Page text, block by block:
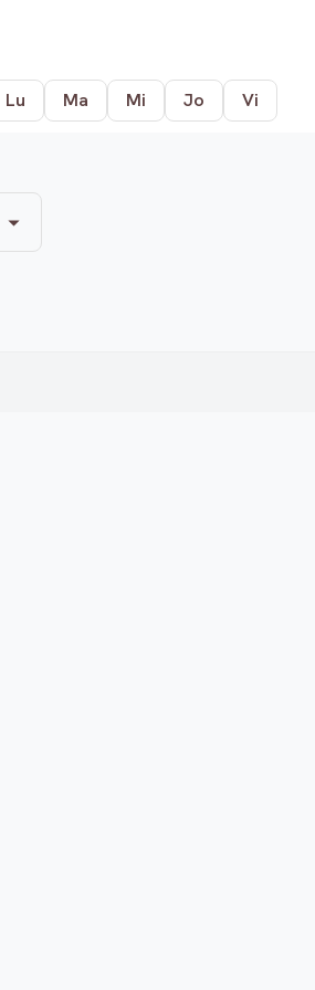
Lu Ma Mi Jo Vi